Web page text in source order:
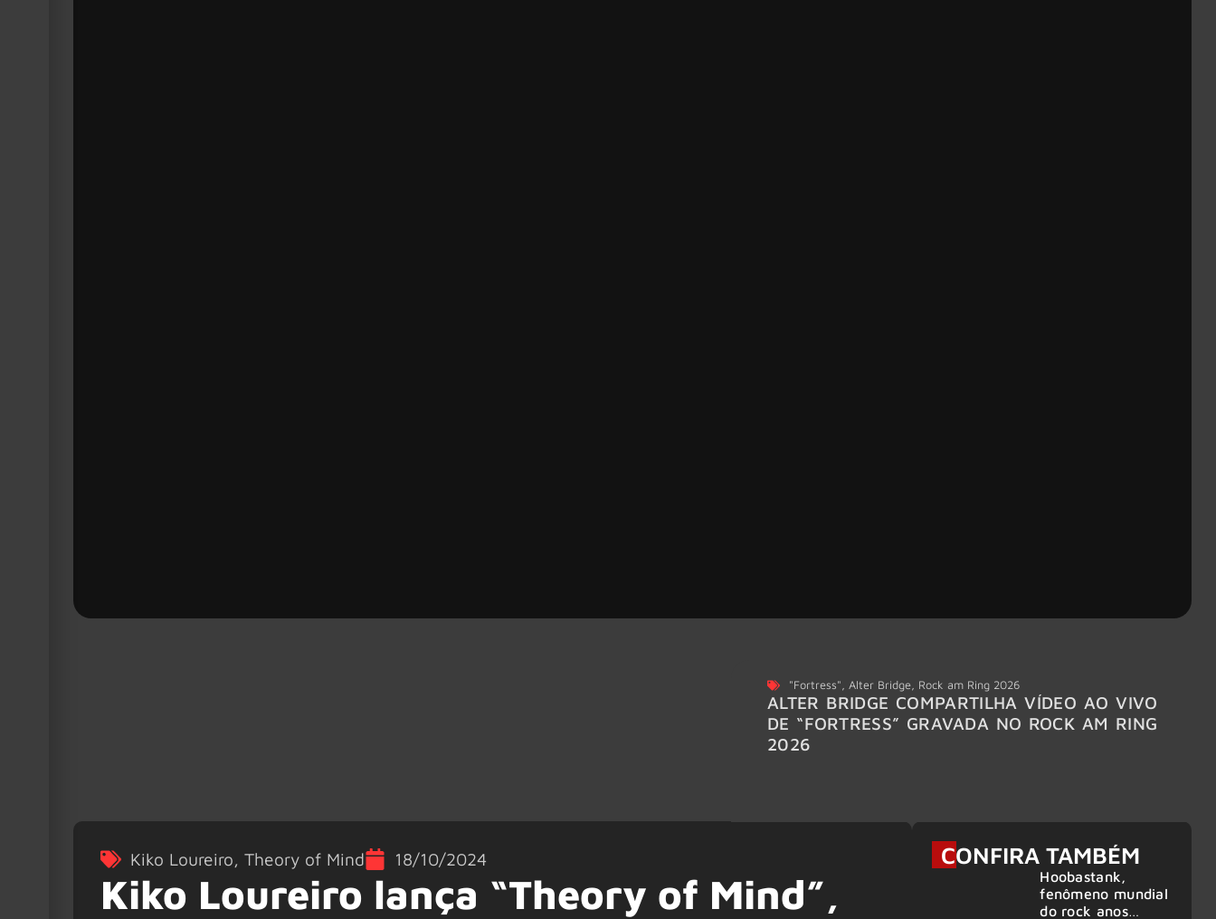
"Fortress",Alter Bridge, Rock am Ring 2026
ALTER BRIDGE COMPARTILHA VÍDEO AO VIVO
DE “FORTRESS” GRAVADA NO ROCK AM RING
2026
Kiko Loureiro, Theory of Mind 18/10/2024
Kiko Loureiro lança “Theory of Mind”,
CONFIRA TAMBÉM
Hoobastank,
fenômeno mundial
do rock anos